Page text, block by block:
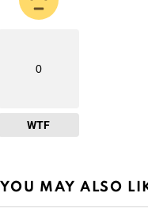
0
WTF
YOU MAY ALSO